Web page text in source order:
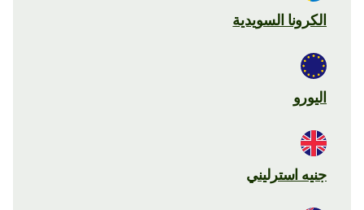
الكرونا السويدية
اليورو
جنيه استرليني